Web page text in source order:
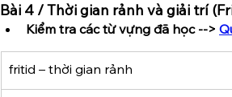
Bài 4 / Thời gian rảnh và giải trí
Kiểm tra các từ vựng đã học -->
fritid – thời gian rảnh